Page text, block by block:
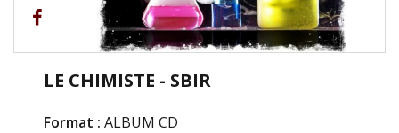
LE CHIMISTE - SBIR
Format : ALBUM CD